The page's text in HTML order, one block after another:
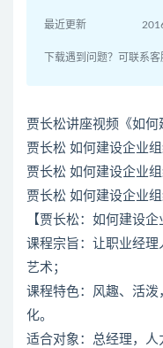
最近更新
下载遇到问题？可联系
贾长松讲座视频《如
贾长松 如何建设企业
贾长松 如何建设企业
贾长松 如何建设企业
【贾长松：如何建设
课程宗旨：让职业经
艺术；
课程特色：风趣、活泼
化。
适合对象：总经理，